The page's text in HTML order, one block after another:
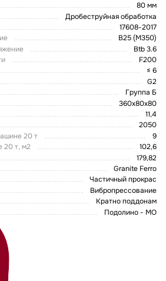
80 мм
Дробеструйная обработка
17608-2017
В25 (М350)
Btb 3.6
F200
≤ 6
G2
Группа Б
360x80x80
11,4
2050
20 т
9
20 т, м2
102,6
179,82
Granite Ferro
Частичный прокрас
Вибропрессование
Кратно поддонам
Подолино - МО